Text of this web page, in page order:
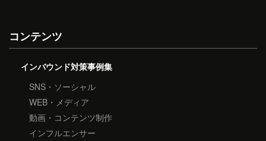
コンテンツ
インバウンド対策事例集
SNS・ソーシャル
WEB・メディア
動画・コンテンツ制作
インフルエンサー